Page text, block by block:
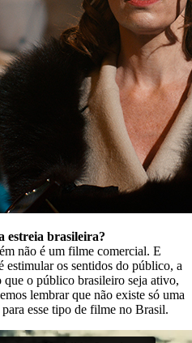
estreia brasileira?
não é um filme comercial. E
estimular os sentidos do público, a
o público brasileiro seja ativo,
lembrar que não existe só uma
esse tipo de filme no Brasil.